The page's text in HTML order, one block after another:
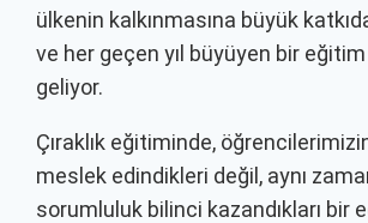
ülkenin kalkınmasına büyük
ve her geçen yıl büyüyen bir
geliyor.
Çıraklık eğitiminde,
meslek edindikleri değil, aynı
sorumluluk bilinci kazandıkları bir